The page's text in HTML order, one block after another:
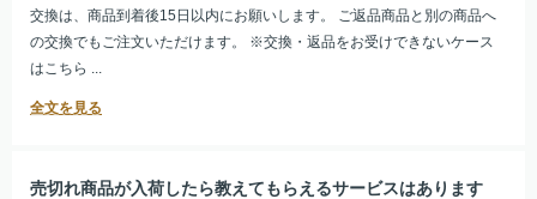
交換は、商品到着後15日以内にお願いします。 ご返品商品と別の商品へ
の交換でもご注文いただけます。 ※交換・返品をお受けできないケース
はこちら ...
売切れ商品が入荷したら教えてもらえるサービスはあります